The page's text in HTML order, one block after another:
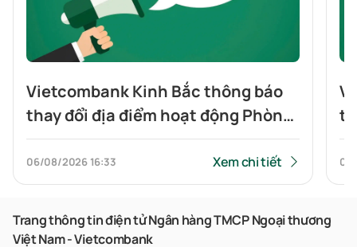
Vietcombank Kinh Bắc thông báo
thay đổi địa điểm hoạt động Phòng
giao dịch Tiên Du
06/08/2026 16:33 Xem chi tiết
Trang thông tin điện tử Ngân hàng TMCP Ngoại thương
Việt Nam - Vietcombank